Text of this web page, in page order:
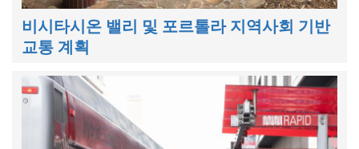
비시타시온 밸리 및 포르톨라 지역사회 기반
교통 계획